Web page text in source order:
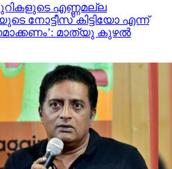
എണ്ണമല്ല
നോട്ടീസ് കിട്ടിയോ എന്ന്
മാത്യു കുഴല്‍